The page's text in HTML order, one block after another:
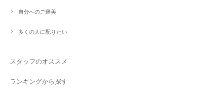
自分へのご褒美
多くの人に配りたい
スタッフのオススメ
ランキングから探す